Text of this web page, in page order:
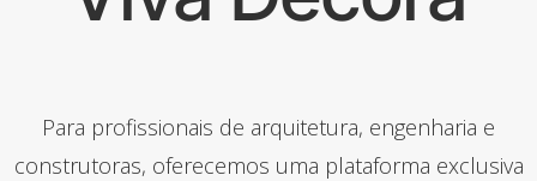
Para profissionais de arquitetura, engenharia e
construtoras, oferecemos uma plataforma exclusiva